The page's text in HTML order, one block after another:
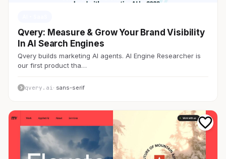
Qvery: Measure & Grow Your Brand Visibility
In AI Search Engines
Qvery builds marketing AI agents. AI Engine Researcher is
our first product tha…
qvery.ai· sans-serif